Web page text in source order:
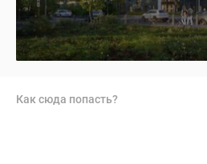
Как сюда попасть?